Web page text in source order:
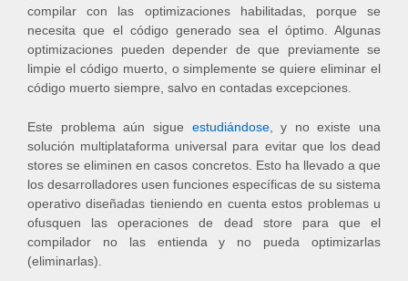
compilar con las optimizaciones habilitadas, porque se
necesita que el código generado sea el óptimo. Algunas
optimizaciones pueden depender de que previamente se
limpie el código muerto, o simplemente se quiere eliminar el
código muerto siempre, salvo en contadas excepciones.
Este problema aún sigue estudiándose, y no existe una
solución multiplataforma universal para evitar que los dead
stores se eliminen en casos concretos. Esto ha llevado a que
los desarrolladores usen funciones específicas de su sistema
operativo diseñadas tieniendo en cuenta estos problemas u
ofusquen las operaciones de dead store para que el
compilador no las entienda y no pueda optimizarlas
(eliminarlas).